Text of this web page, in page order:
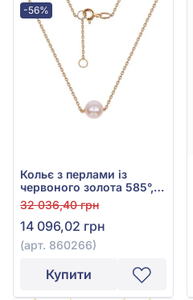
-56%
Кольє з перлами із
червоного золота 585°,
арт. 860266
32 036,40 грн
14 096,02 грн
(арт. 860266)
Купити